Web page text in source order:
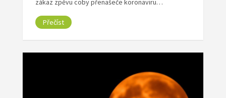
zákaz zpěvu coby přenašeče koronaviru…
Přečíst